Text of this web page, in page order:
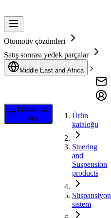
Otomotiv çözümleri
Satış sonrası yedek parçalar
Middle East and Africa
Filtrele ve
Ara
Ürün
kataloğu
Steering
and
Suspension
products
Süspansiyon
sistem